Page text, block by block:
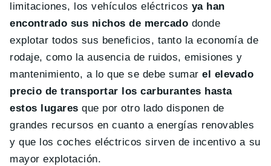
limitaciones, los vehículos eléctricos ya han
encontrado sus nichos de mercado donde
explotar todos sus beneficios, tanto la economía de
rodaje, como la ausencia de ruidos, emisiones y
mantenimiento, a lo que se debe sumar el elevado
precio de transportar los carburantes hasta
estos lugares que por otro lado disponen de
grandes recursos en cuanto a energías renovables
y que los coches eléctricos sirven de incentivo a su
mayor explotación.